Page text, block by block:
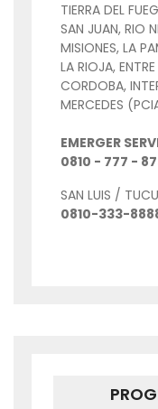
TIERRA DEL
SAN JUAN, RIO
MISIONES, LA
LA RIOJA,
CORDOBA,
MERCEDES
EMERGER
0810 - 777 -
SAN LUIS /
0810-333-